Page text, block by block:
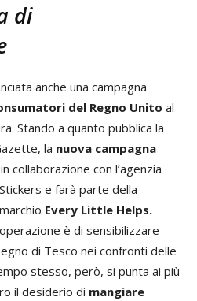
di
anche una campagna
del Regno Unito al
Stando a quanto pubblica la
la nuova campagna
collaborazione con l’agenzia
e farà parte della
Every Little Helps.
è di sensibilizzare
di Tesco nei confronti delle
stesso, però, si punta ai più
il desiderio di mangiare